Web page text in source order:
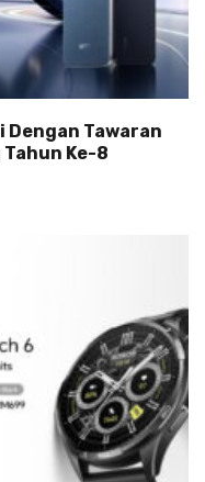
Dengan Tawaran
Ke-8